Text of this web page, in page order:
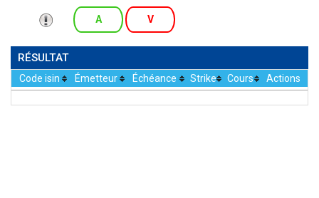
A V
RÉSULTAT
Code isin Émetteur Échéance Strike Cours Actions